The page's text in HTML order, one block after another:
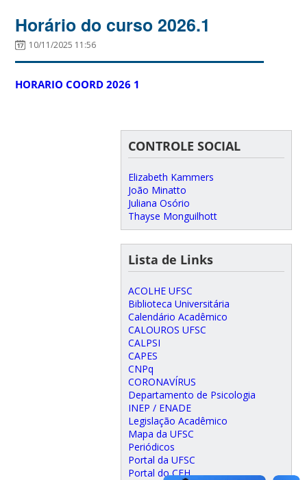
Horário do curso 2026.1
10/11/2025 11:56
HORARIO COORD 2026 1
CONTROLE SOCIAL
Elizabeth Kammers
João Minatto
Juliana Osório
Thayse Monguilhott
Lista de Links
ACOLHE UFSC
Biblioteca Universitária
Calendário Acadêmico
CALOUROS UFSC
CALPSI
CAPES
CNPq
CORONAVÍRUS
Departamento de Psicologia
INEP / ENADE
Legislação Acadêmico
Mapa da UFSC
Periódicos
Portal da UFSC
Portal do CFH